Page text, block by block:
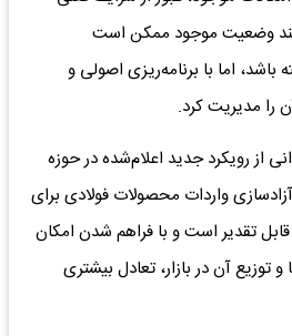
وضعیت موجود ممکن است
اما با برنامه‌ریزی اصولی و
را مدیریت کرد.
از رویکرد جدید اعلام‌شده در حوزه
واردات محصولات فولادی برای
قابل تقدیر است و با فراهم شدن امکان
توزیع آن در بازار، تعادل بیشتری